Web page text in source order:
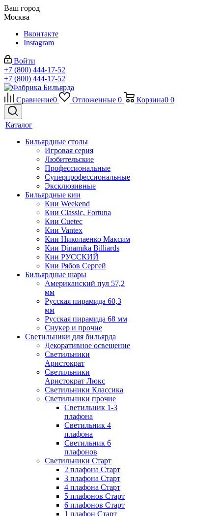
Ваш город
Москва
Вконтакте
Instagram
Войти
+7 (800) 444-17-52
+7 (800) 444-17-52
Сравнение0 Отложенные 0 Корзина0 0
Каталог
Бильярдные столы
Игровая серия
Любительские
Профессиональные
Суперпрофессиональные
Эксклюзивные
Бильярдные кии
Кии Weekend
Кии Classic, Fortuna
Кии Cuetec
Кии Vantex
Кии Николаенко Максим
Кии Dinamika Billiards
Кии РУССКИЙ
Кии Рябов Сергей
Бильярдные шары
Американский пул 57,2
мм
Русская пирамида 60,3
мм
Русская пирамида 68 мм
Снукер и прочие
Светильники для бильярда
Декоративное освещение
Светильники
Аристократ
Светильники
Аристократ Люкс
Светильники Классика
Светильники прочие
Светильник 1-3
плафона
Светильник 4
плафона
Светильник 6
плафонов
Светильники Старт
2 плафона Старт
3 плафона Старт
4 плафона Старт
5 плафонов Старт
6 плафонов Старт
1 плафон Старт